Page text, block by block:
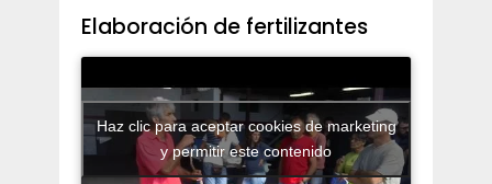
Elaboración de fertilizantes
Haz clic para aceptar cookies de marketing
y permitir este contenido